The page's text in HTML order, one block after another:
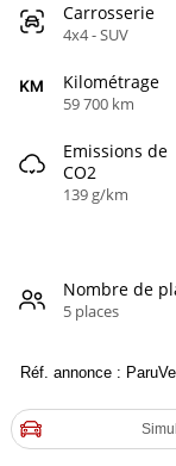
Carrosserie
4x4 - SUV
Kilométrage
59 700 km
Emissions de
CO2
139 g/km
Nombre de
5 places
Réf. annonce :